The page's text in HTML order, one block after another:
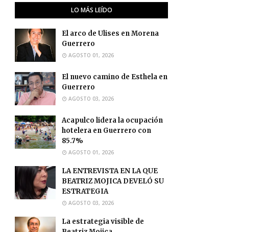
LO MÁS LEÍDO
El arco de Ulises en Morena
Guerrero
AGOSTO 01, 2026
El nuevo camino de Esthela en
Guerrero
AGOSTO 03, 2026
Acapulco lidera la ocupación
hotelera en Guerrero con
85.7%
AGOSTO 01, 2026
LA ENTREVISTA EN LA QUE
BEATRIZ MOJICA DEVELÓ SU
ESTRATEGIA
AGOSTO 03, 2026
La estrategia visible de